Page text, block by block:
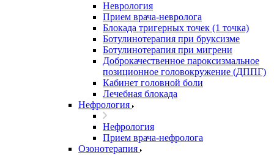
Неврология
Прием врача-невролога
Блокада тригерных точек (1 точка)
Ботулинотерапия при бруксизме
Ботулинотерапия при мигрени
Доброкачественное пароксизмальное
позиционное головокружение (ДППГ)
Кабинет головной боли
Лечебная блокада
Нефрология
Нефрология
Прием врача-нефролога
Озонотерапия